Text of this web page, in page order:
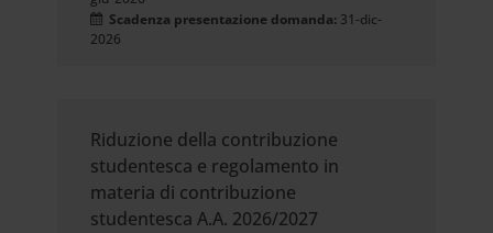
Scadenza presentazione domanda: 31-dic-
2026
Riduzione della contribuzione
studentesca e regolamento in
materia di contribuzione
studentesca A.A. 2026/2027